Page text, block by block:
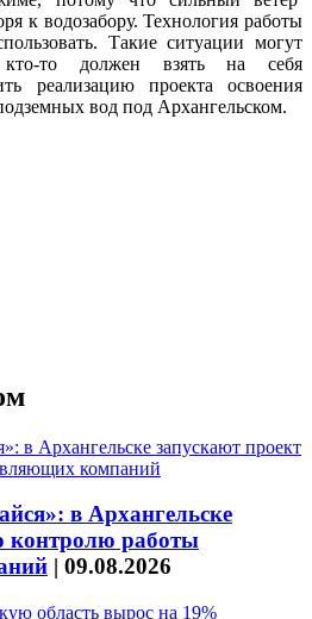
к водозабору. Технология работы
Такие ситуации могут
кто-то должен взять на себя
реализацию проекта освоения
вод под Архангельском.
в Архангельске
контролю работы
| 09.08.2026